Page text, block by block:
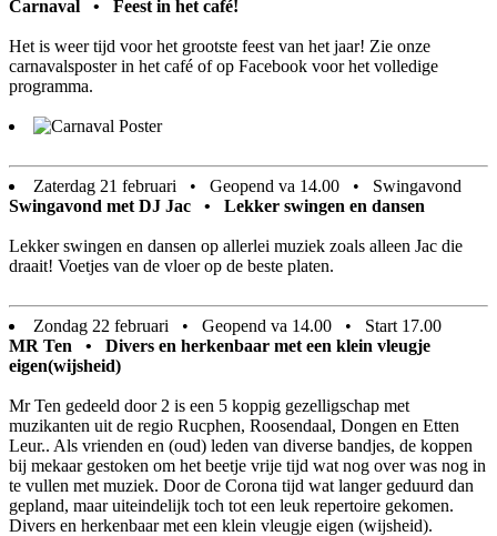
Carnaval • Feest in het café!
Het is weer tijd voor het grootste feest van het jaar! Zie onze
carnavalsposter in het café of op Facebook voor het volledige
programma.
Zaterdag 21 februari • Geopend va 14.00 • Swingavond
Swingavond met DJ Jac • Lekker swingen en dansen
Lekker swingen en dansen op allerlei muziek zoals alleen Jac die
draait! Voetjes van de vloer op de beste platen.
Zondag 22 februari • Geopend va 14.00 • Start 17.00
MR Ten • Divers en herkenbaar met een klein vleugje
eigen(wijsheid)
Mr Ten gedeeld door 2 is een 5 koppig gezelligschap met
muzikanten uit de regio Rucphen, Roosendaal, Dongen en Etten
Leur.. Als vrienden en (oud) leden van diverse bandjes, de koppen
bij mekaar gestoken om het beetje vrije tijd wat nog over was nog in
te vullen met muziek. Door de Corona tijd wat langer geduurd dan
gepland, maar uiteindelijk toch tot een leuk repertoire gekomen.
Divers en herkenbaar met een klein vleugje eigen (wijsheid).